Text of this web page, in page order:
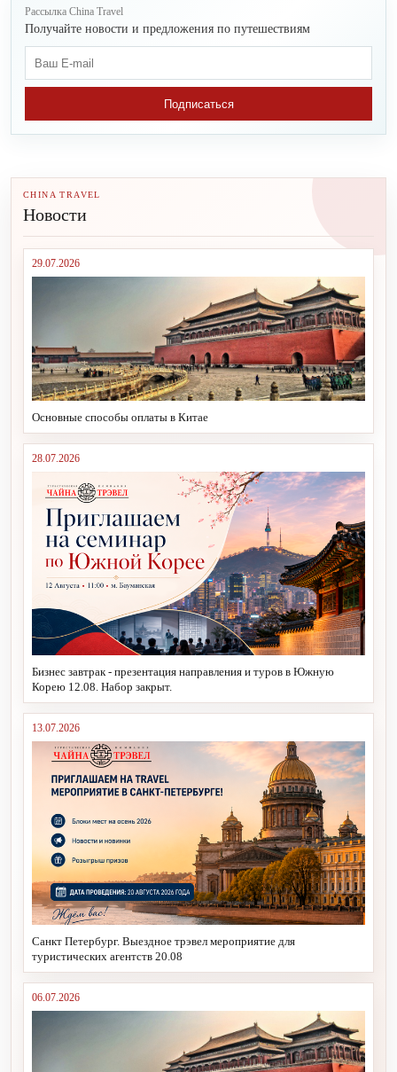
Рассылка China Travel
Получайте новости и предложения по путешествиям
Подписаться
CHINA TRAVEL
Новости
29.07.2026
Основные способы оплаты в Китае
28.07.2026
Бизнес завтрак - презентация направления и туров в Южную
Корею 12.08. Набор закрыт.
13.07.2026
Санкт Петербург. Выездное трэвел мероприятие для
туристических агентств 20.08
06.07.2026